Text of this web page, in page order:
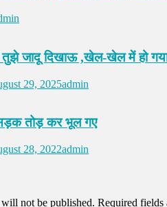
जादू दिखाऊ ,खेल-खेल में हो
29, 2025admin
तोड़ कर भूल गए
28, 2022admin
not be published. Required fields